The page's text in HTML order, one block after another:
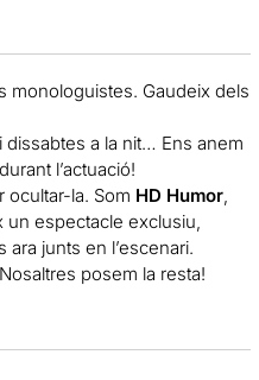
monologuistes. Gaudeix dels
a la nit… Ens anem
l’actuació!
ocultar-la. Som HD Humor,
espectacle exclusiu,
junts en l’escenari.
posem la resta!